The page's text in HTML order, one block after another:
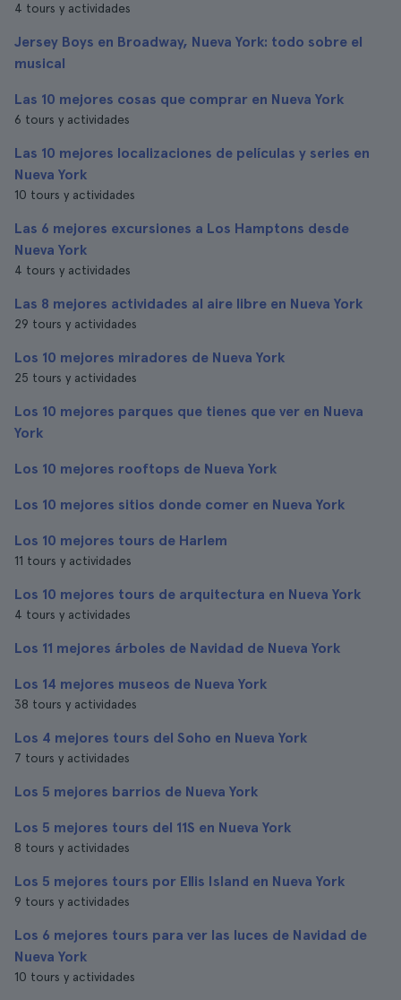
4 tours y actividades
Jersey Boys en Broadway, Nueva York: todo sobre el
musical
Las 10 mejores cosas que comprar en Nueva York
6 tours y actividades
Las 10 mejores localizaciones de películas y series en
Nueva York
10 tours y actividades
Las 6 mejores excursiones a Los Hamptons desde
Nueva York
4 tours y actividades
Las 8 mejores actividades al aire libre en Nueva York
29 tours y actividades
Los 10 mejores miradores de Nueva York
25 tours y actividades
Los 10 mejores parques que tienes que ver en Nueva
York
Los 10 mejores rooftops de Nueva York
Los 10 mejores sitios donde comer en Nueva York
Los 10 mejores tours de Harlem
11 tours y actividades
Los 10 mejores tours de arquitectura en Nueva York
4 tours y actividades
Los 11 mejores árboles de Navidad de Nueva York
Los 14 mejores museos de Nueva York
38 tours y actividades
Los 4 mejores tours del Soho en Nueva York
7 tours y actividades
Los 5 mejores barrios de Nueva York
Los 5 mejores tours del 11S en Nueva York
8 tours y actividades
Los 5 mejores tours por Ellis Island en Nueva York
9 tours y actividades
Los 6 mejores tours para ver las luces de Navidad de
Nueva York
10 tours y actividades